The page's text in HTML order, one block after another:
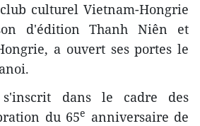
culturel Vietnam-Hongrie
d'édition Thanh Niên et
a ouvert ses portes le
s'inscrit dans le cadre des
du 65e anniversaire de